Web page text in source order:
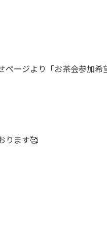
ージより「お茶会参加希
ります🥰